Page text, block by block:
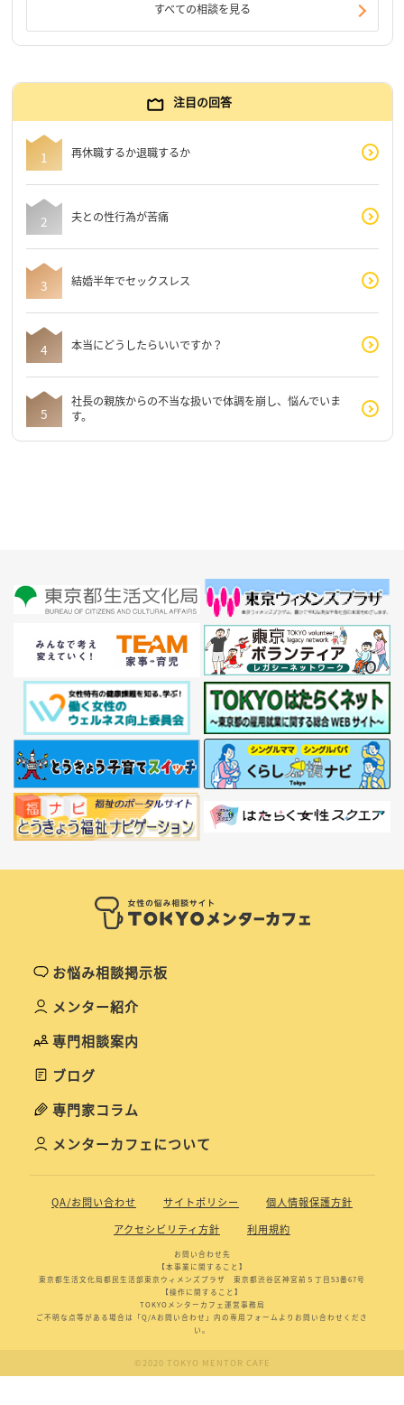
すべての相談を見る
注目の回答
再休職するか退職するか
夫との性行為が苦痛
結婚半年でセックスレス
本当にどうしたらいいですか？
社長の親族からの不当な扱いで体調を崩し、悩んでいま
す。
お悩み相談掲示板
メンター紹介
専門相談案内
ブログ
専門家コラム
メンターカフェについて
QA/お問い合わせ サイトポリシー
個人情報保護方針
アクセシビリティ方針
利用規約
お問い合わせ先
【本事業に関すること】
東京都生活文化局都民生活部東京ウィメンズプラザ 東京都渋谷区神宮前５丁目53番67号
【操作に関すること】
TOKYOメンターカフェ運営事務局
ご不明な点等がある場合は「Q/Aお問い合わせ」内の専用フォームよりお問い合わせくださ
い。
©2020 TOKYO MENTOR CAFE